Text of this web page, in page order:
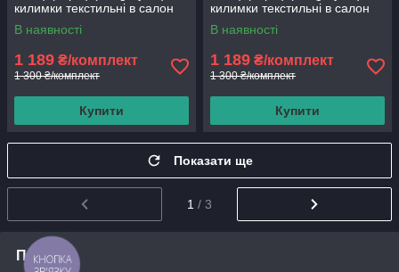
килимки текстильні в салон
авто
В наявності
1 189 ₴/комплект
1 300 ₴/комплект
Купити
килимки текстильні в салон
авто
В наявності
1 189 ₴/комплект
1 300 ₴/комплект
Купити
Показати ще
1 / 3
Про нас
КНОПКА
ЗВ'ЯЗКУ